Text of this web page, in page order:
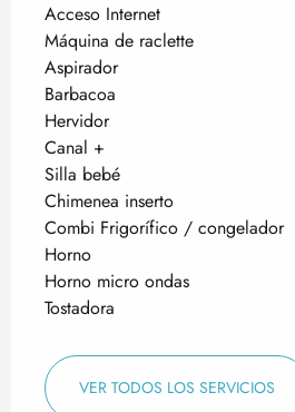
Acceso Internet
Máquina de raclette
Aspirador
Barbacoa
Hervidor
Canal +
Silla bebé
Chimenea inserto
Combi Frigorífico / congelador
Horno
Horno micro ondas
Tostadora
VER TODOS LOS SERVICIOS